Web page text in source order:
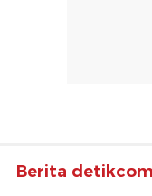
Berita